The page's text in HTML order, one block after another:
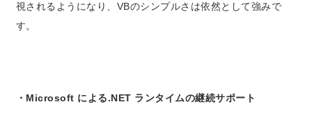
視されるようになり、VBのシンプルさは依然として強みで
す。
・Microsoft による.NET ランタイムの継続サポート